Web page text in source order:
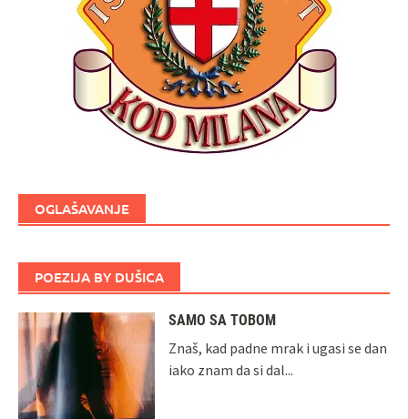
OGLAŠAVANJE
POEZIJA BY DUŠICA
SAMO SA TOBOM
Znaš, kad padne mrak i ugasi se dan
iako znam da si dal...